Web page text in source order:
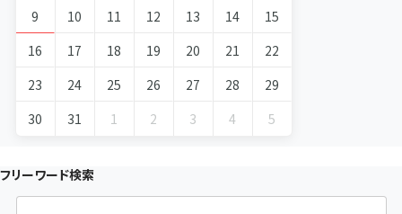
9
10 11 12 13 14
15
16
17 18 19 20 21
22
23
24 25 26 27 28
29
30
31 1 2 3 4 5
フリーワード検索